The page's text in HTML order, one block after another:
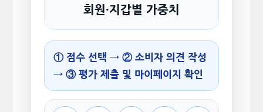
회원·지갑별 가중치
① 점수 선택 → ② 소비자 의견 작성
→ ③ 평가 제출 및 마이페이지 확인